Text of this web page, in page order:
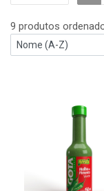
9 produtos